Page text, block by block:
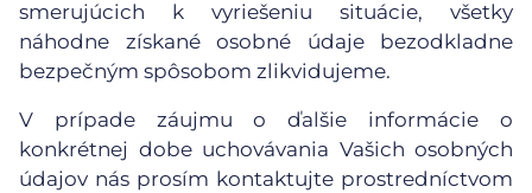
smerujúcich k vyriešeniu situácie, všetky
náhodne získané osobné údaje bezodkladne
bezpečným spôsobom zlikvidujeme.
V prípade záujmu o ďalšie informácie o
konkrétnej dobe uchovávania Vašich osobných
údajov nás prosím kontaktujte prostredníctvom